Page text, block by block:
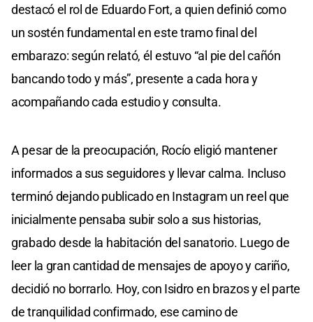
destacó el rol de Eduardo Fort, a quien definió como
un sostén fundamental en este tramo final del
embarazo: según relató, él estuvo “al pie del cañón
bancando todo y más”, presente a cada hora y
acompañando cada estudio y consulta.
A pesar de la preocupación, Rocío eligió mantener
informados a sus seguidores y llevar calma. Incluso
terminó dejando publicado en Instagram un reel que
inicialmente pensaba subir solo a sus historias,
grabado desde la habitación del sanatorio. Luego de
leer la gran cantidad de mensajes de apoyo y cariño,
decidió no borrarlo. Hoy, con Isidro en brazos y el parte
de tranquilidad confirmado, ese camino de